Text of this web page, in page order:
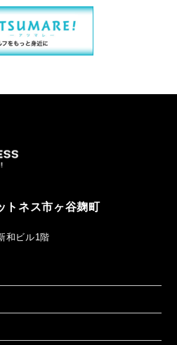
トネス市ヶ谷麹町
和ビル1階